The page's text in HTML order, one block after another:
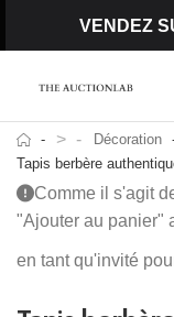
VENDEZ
> Décoration
Tapis berbère
Comme il s'agit
"Ajouter au panier"
en tant qu'invité